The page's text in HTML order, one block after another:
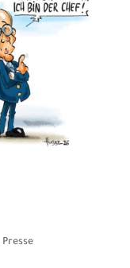
Presse